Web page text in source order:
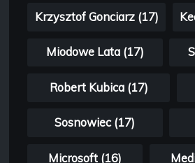
Krzysztof Gonciarz (17)
Miodowe Lata (17)
Robert Kubica (17)
Sosnowiec (17)
Microsoft (16)